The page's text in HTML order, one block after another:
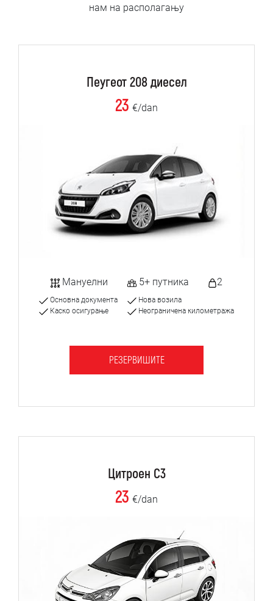
нам на располагању
Пеугеот 208 диесел
23 €/dan
Мануелни 5+ путника 2
Основна документа
Каско осигурање
Нова возила
Неограничена километража
РЕЗЕРВИШИТЕ
Цитроен C3
23 €/dan